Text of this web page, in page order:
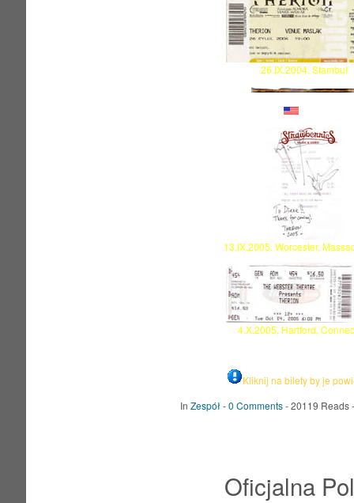
26.IX.2004, Stambuł
13.IX.2005, Worcester,
4.X.2005, Hartford,
Kliknij na bilety by je
In Zespół -0 Comments- 20119 Reads
Oficjalna